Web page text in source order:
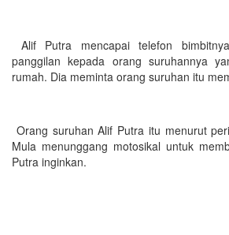
Alif Putra mencapai telefon
panggilan kepada orang suruhannya
rumah. Dia meminta orang suruhan itu
Orang suruhan Alif Putra itu menurut
Mula menunggang motosikal untuk
Putra inginkan.